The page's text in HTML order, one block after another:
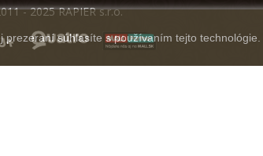
súhlasíte s používaním tejto technológie.
- 2025 RAPIER s.r.o.